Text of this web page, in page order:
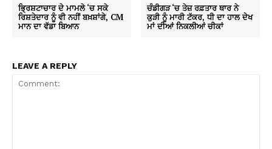
ਭ੍ਰਿਸ਼ਟਾਚਾਰ ਦੇ ਮਾਮਲੇ ‘ਚ ਸਕੇ
ਰਿਸ਼ਤੇਦਾਰ ਨੂੰ ਵੀ ਨਹੀਂ ਬਖ਼ਸ਼ਾਂਗੇ, CM
ਮਾਨ ਦਾ ਵੱਡਾ ਬਿਆਨ
ਚੰਡੀਗੜ ‘ਚ ਤੇਜ਼ ਰਫ਼ਤਾਰ ਥਾਰ ਨੇ
ਕੁੜੀ ਨੂੰ ਮਾਰੀ ਟੱਕਰ, ਧੀ ਦਾ ਹਾਲ ਦੇਖ
ਮਾਂ ਦੀਆਂ ਨਿਕਲੀਆਂ ਚੀਕਾਂ
LEAVE A REPLY